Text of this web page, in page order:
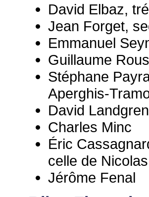
David Elbaz,
Jean Forget,
Emmanuel
Guillaume
Stéphane
Aperghis-
David Landgren
Charles Minc
Éric
celle de
Jérôme Fenal